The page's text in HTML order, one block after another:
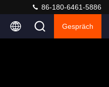
86-180-6461-5886
Gespräch